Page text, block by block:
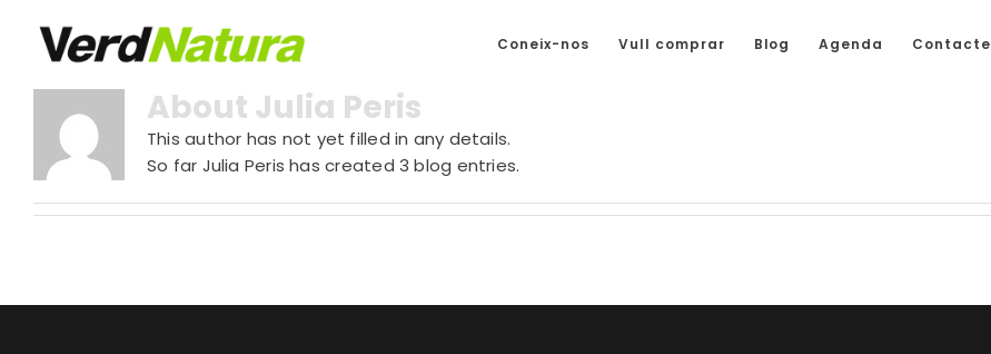
content
Coneix-nos Vull comprar Blog Agenda Contacte
About Julia Peris
This author has not yet filled in any details.
So far Julia Peris has created 3 blog entries.